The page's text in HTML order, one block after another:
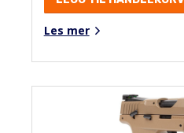
Les mer